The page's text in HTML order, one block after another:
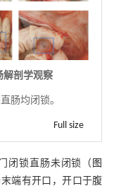
解剖学观察
肠均闭锁。
Full size
闭锁直肠未闭锁（ 图
端有开口，开口于腹